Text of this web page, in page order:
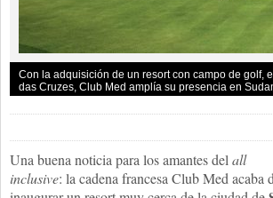
Con la adquisición de un resort con campo de golf,
das Cruzes, Club Med amplía su presencia en
Una buena noticia para los amantes del all
inclusive: la cadena francesa Club Med acaba